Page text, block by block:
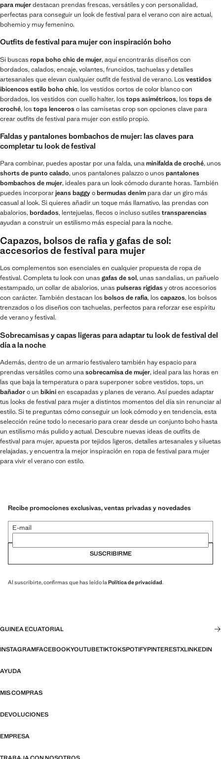
para mujerdestacan prendas frescas, versátiles y con personalidad,
perfectas para conseguir un look de festival para el verano con aire actual,
bohemio y muy femenino.
Outfits de festival para mujer con inspiración boho
Si buscas ropa boho chic de mujer, aquí encontrarás diseños con
bordados, calados, encaje, volantes, fruncidos, tachuelas y detalles
artesanales que elevan cualquier outfit de festival de verano. Los vestidos
ibicencos estilo boho chic, los vestidos cortos de color blanco con
bordados, los vestidos con cuello halter, los tops asimétricos, los tops de
croché, los tops lenceroso las camisetas crop son opciones clave para
crear outfits de festival para mujer con estilo propio.
Faldas y pantalones bombachos de mujer: las claves para
completar tu look de festival
Para combinar, puedes apostar por una falda, unaminifalda de croché, unos
shorts de punto calado, unos pantalones palazzo o unos pantalones
bombachos de mujer, ideales para un look cómodo durante horas. También
puedes incorporarjeans baggyobermudas denim para dar un giro más
casual al look. Si quieres añadir un toque más llamativo, las prendas con
abalorios, bordados, lentejuelas, flecos o incluso sutiles transparencias
ayudan a construir un estilismo más especial para la noche.
Capazos, bolsos de rafia y gafas de sol:
accesorios de festival para mujer
Los complementos son esenciales en cualquier propuesta de ropa de
festival. Completa tu look con unas gafas de sol, unas sandalias, un pañuelo
estampado, un collar de abalorios, unas pulseras rígidasy otros accesorios
con carácter. También destacan los bolsos de rafia, los capazos, los bolsos
trenzados o los diseños con tachuelas, perfectos para reforzar ese espíritu
de verano y festival.
Sobrecamisas y capas ligeras para adaptar tu look de festival del
día a la noche
Además, dentro de un armario festivalero también hay espacio para
prendas versátiles como unasobrecamisa de mujer, ideal para las horas en
las que baja la temperatura o para superponer sobre vestidos, tops, un
bañadoro un bikinien escapadas y planes de verano. Así puedes adaptar
tus looks de festival para mujer a distintos momentos del día sin renunciar al
estilo. Si te preguntas cómo conseguir un look cómodo y en tendencia, esta
selección reúne todo lo necesario para crear desde un conjunto boho hasta
un estilismo más pulido y actual. Descubre nuevas ideas de outfits de
festival para mujer, apuesta por tejidos ligeros, detalles artesanales y siluetas
relajadas, y encuentra la mejor inspiración en ropa de festival para mujer
para vivir el verano con estilo.
Recibe promociones exclusivas, ventas privadas y novedades
E-mail
SUSCRIBIRME
Al suscribirte, confirmas que has leído la Política de privacidad.
GUINEA ECUATORIAL
INSTAGRAMFACEBOOKYOUTUBETIKTOKSPOTIFYPINTERESTXLINKEDIN
AYUDA
MIS COMPRAS
DEVOLUCIONES
EMPRESA